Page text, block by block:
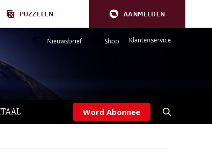
PUZZELEN AANMELDEN
Nieuwsbrief Shop Klantenservice
Word Abonnee